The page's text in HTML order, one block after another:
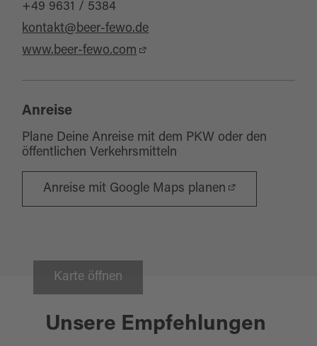
+49 9631 / 5384
kontakt@beer-fewo.de
www.beer-fewo.com
Anreise
Plane Deine Anreise mit dem PKW oder den
öffentlichen Verkehrsmitteln
Anreise mit Google Maps planen
Karte öffnen
Unsere Empfehlungen
Tirschenreuth